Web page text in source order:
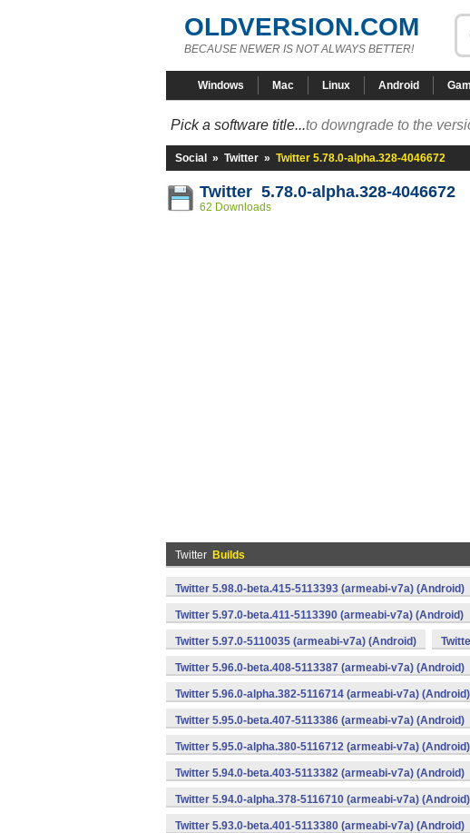
OLDVERSION.COM
BECAUSE NEWER IS NOT ALWAYS BETTER!
Windows Mac Linux Android
Pick a software title...to downgrade to the
Social » Twitter » Twitter 5.78.0-alpha.328-4046672
Twitter 5.78.0-alpha.328-4046672
62 Downloads
Twitter Builds
Twitter 5.98.0-beta.415-5113393 (armeabi-v7a) (Android)
Twitter 5.97.0-beta.411-5113390 (armeabi-v7a) (Android)
Twitter 5.97.0-5110035 (armeabi-v7a) (Android)
Twitter 5.96.0-beta.408-5113387 (armeabi-v7a) (Android)
Twitter 5.96.0-alpha.382-5116714 (armeabi-v7a) (Android)
Twitter 5.95.0-beta.407-5113386 (armeabi-v7a) (Android)
Twitter 5.95.0-alpha.380-5116712 (armeabi-v7a) (Android)
Twitter 5.94.0-beta.403-5113382 (armeabi-v7a) (Android)
Twitter 5.94.0-alpha.378-5116710 (armeabi-v7a) (Android)
Twitter 5.93.0-beta.401-5113380 (armeabi-v7a) (Android)